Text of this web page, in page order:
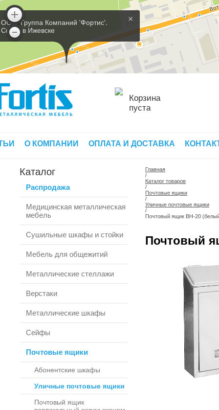
×
ООО 'Группа Компаний 'Фортис'.
Склад в Ижевске
Корзина
пуста
О КОМПАНИИ ОПЛАТА И ДОСТАВКА
Каталог
Распродажа
Медицинская металлическая
мебель
Сушильные шкафы и стойки
Мебель для общежитий
Металлические стеллажи
Верстаки
Металлические шкафы
Сейфы
Почтовые ящики
Абонентские шкафы
Уличные почтовые ящики
Почтовый ящик
Главная
/
Каталог товаров
/
Почтовые ящики
/
Уличные почтовые ящики
/
Почтовый ящик ВН-20
Почтовый